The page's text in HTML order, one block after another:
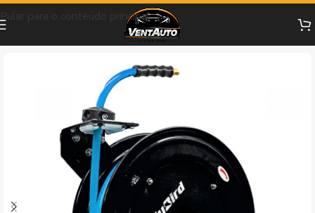
Pular para o conteúdo principal